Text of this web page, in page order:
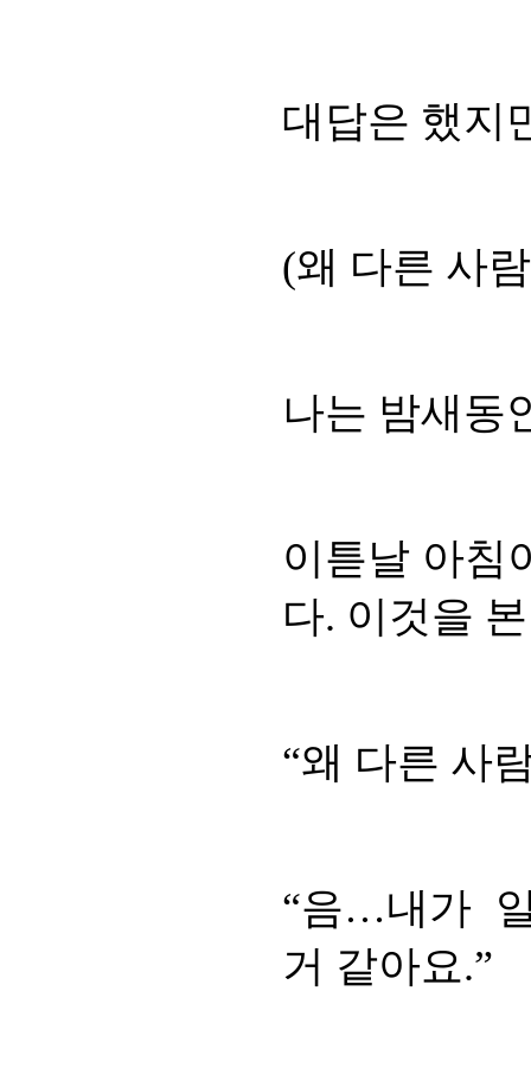
대답은 했지
(왜 다른 사
나는 밤새동
이튿날 아침
다. 이것을
“왜 다른 사
“음…내가
거 같아요.”